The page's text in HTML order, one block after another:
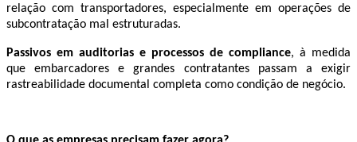
relação com transportadores, especialmente em operações de
subcontratação mal estruturadas.
Passivos em auditorias e processos de compliance, à medida
que embarcadores e grandes contratantes passam a exigir
rastreabilidade documental completa como condição de negócio.